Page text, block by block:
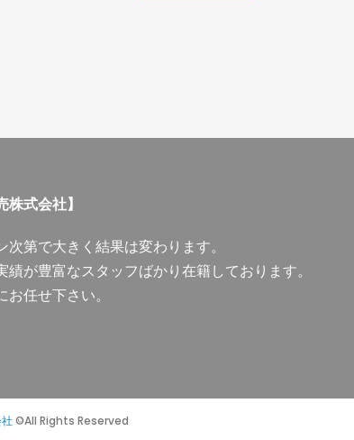
式会社】
第で大きく結果は変わります。
が豊富なスタッフばかり在籍しております。
任せ下さい。
©All Rights Reserved